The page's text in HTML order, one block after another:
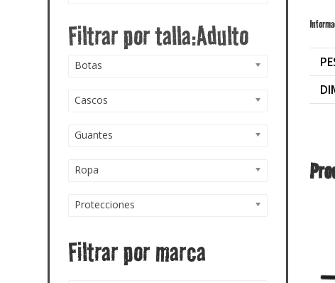
Botas
Cascos
Guantes
Ropa
Protecciones
Filtrar por marca